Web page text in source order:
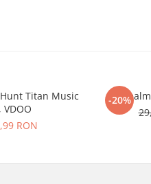
in
Glass
ca NU
ascutite si
Titan Music
VDOO
RON
-20%